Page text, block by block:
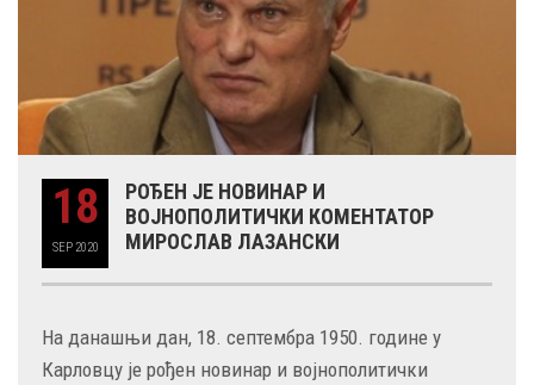
18
SEP 2020
РОЂЕН ЈЕ НОВИНАР И
ВОЈНОПОЛИТИЧКИ КОМЕНТАТОР
МИРОСЛАВ ЛАЗАНСКИ
На данашњи дан, 18. септембра 1950. године у
Карловцу је рођен новинар и војнополитички